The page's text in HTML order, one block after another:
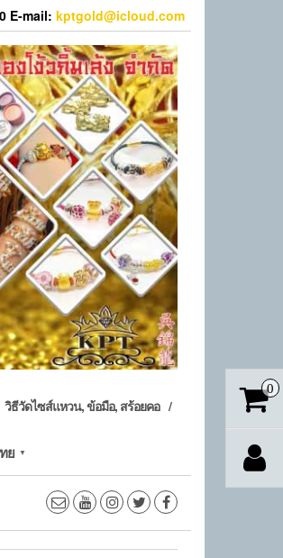
E-mail: kptgold@icloud.com
วิธีวัดไซส์แหวน, ข้อมือ, สร้อยคอ
ย ▼
0